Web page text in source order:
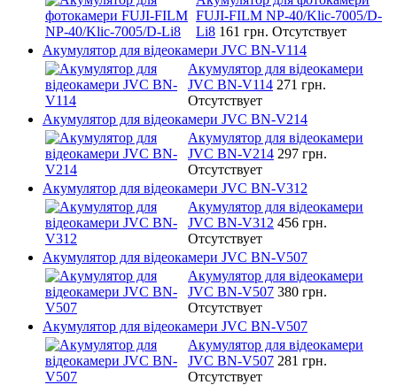
FUJI-FILM NP-40/Klic-7005/D-
Li8 161 грн. Отсутствует
Акумулятор для відеокамери JVC BN-V114
Акумулятор для відеокамери
JVC BN-V114 271 грн.
Отсутствует
Акумулятор для відеокамери JVC BN-V214
Акумулятор для відеокамери
JVC BN-V214 297 грн.
Отсутствует
Акумулятор для відеокамери JVC BN-V312
Акумулятор для відеокамери
JVC BN-V312 456 грн.
Отсутствует
Акумулятор для відеокамери JVC BN-V507
Акумулятор для відеокамери
JVC BN-V507 380 грн.
Отсутствует
Акумулятор для відеокамери JVC BN-V507
Акумулятор для відеокамери
JVC BN-V507 281 грн.
Отсутствует